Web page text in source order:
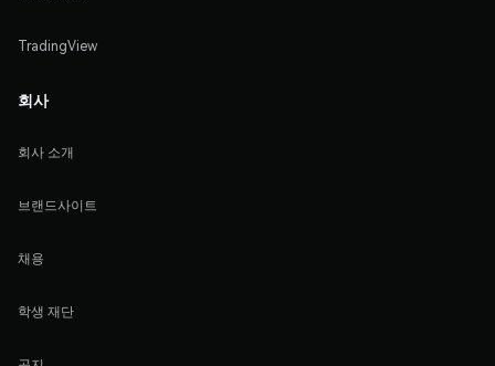
TradingView
회사
회사 소개
브랜드사이트
채용
학생 재단